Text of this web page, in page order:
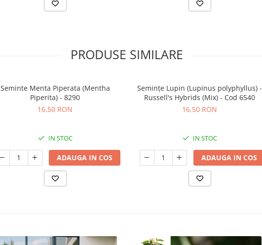
PRODUSE SIMILARE
Seminte Menta Piperata (Mentha
Piperita) - 8290
16,50 RON
IN STOC
ADAUGA IN COS
Semințe Lupin (Lupinus polyphyllus) -
Russell's Hybrids (Mix) - Cod 6540
16,50 RON
IN STOC
ADAUGA IN COS